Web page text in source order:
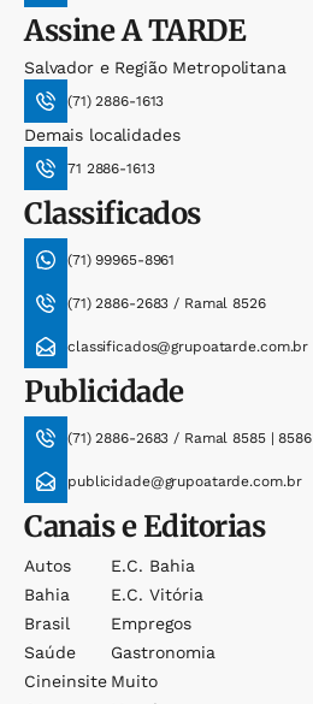
AssineA TARDE
Salvador e Região Metropolitana
(71) 2886-1613
Demais localidades
71 2886-1613
Classificados
(71) 99965-8961
(71) 2886-2683 / Ramal 8526
classificados@grupoatarde.com.br
Publicidade
(71) 2886-2683 / Ramal 8585 | 8586
publicidade@grupoatarde.com.br
Canais e Editorias
Autos
Bahia
Brasil
Saúde
Cineinsite
E.c. Bahia
E.c. Vitória
Empregos
Gastronomia
Muito